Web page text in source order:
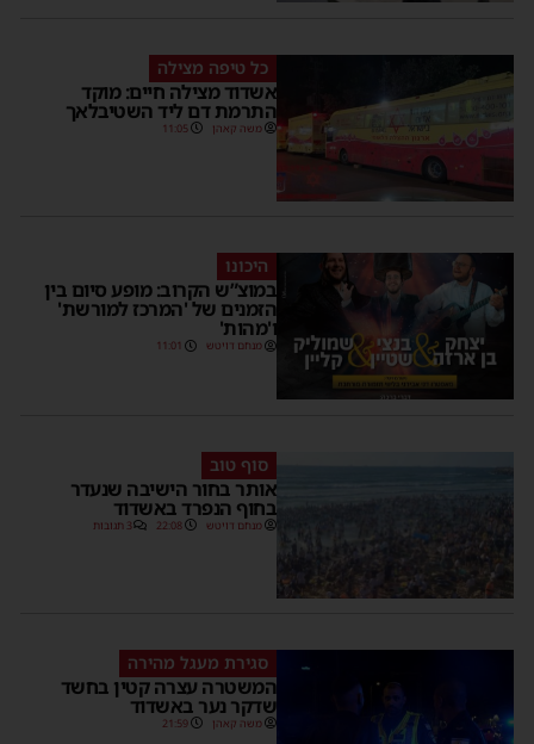
כל טיפה מצילה
אשדוד מצילה חיים: מוקד
התרמת דם ליד השטיבלאך
משה קאהן 11:05
היכונו
במוצ”ש הקרוב: מופע סיום בין
הזמנים של 'המרכז למורשת'
ו'מהות'
מנחם דויטש 11:01
סוף טוב
אותר בחור הישיבה שנעדר
בחוף הנפרד באשדוד
מנחם דויטש 22:08 3 תגובות
סגירת מעגל מהירה
המשטרה עצרה קטין בחשד
שדקר נער באשדוד
משה קאהן 21:59